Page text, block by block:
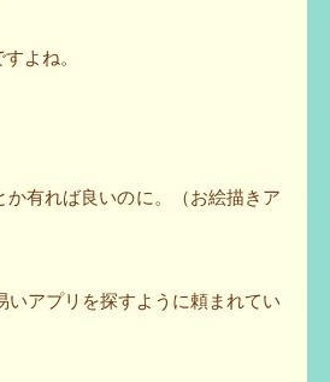
よね。
有れば良いのに。（お絵描きア
アプリを探すように頼まれてい